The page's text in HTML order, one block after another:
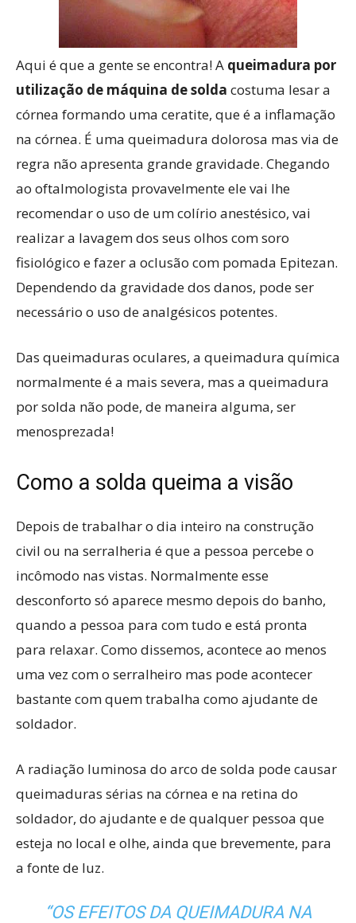
Aqui é que a gente se encontra! A queimadura por
utilização de máquina de solda costuma lesar a
córnea formando uma ceratite, que é a inflamação
na córnea. É uma queimadura dolorosa mas via de
regra não apresenta grande gravidade. Chegando
ao oftalmologista provavelmente ele vai lhe
recomendar o uso de um colírio anestésico, vai
realizar a lavagem dos seus olhos com soro
fisiológico e fazer a oclusão com pomada Epitezan.
Dependendo da gravidade dos danos, pode ser
necessário o uso de analgésicos potentes.
Das queimaduras oculares, a queimadura química
normalmente é a mais severa, mas a queimadura
por solda não pode, de maneira alguma, ser
menosprezada!
Como a solda queima a visão
Depois de trabalhar o dia inteiro na construção
civil ou na serralheria é que a pessoa percebe o
incômodo nas vistas. Normalmente esse
desconforto só aparece mesmo depois do banho,
quando a pessoa para com tudo e está pronta
para relaxar. Como dissemos, acontece ao menos
uma vez com o serralheiro mas pode acontecer
bastante com quem trabalha como ajudante de
soldador.
A radiação luminosa do arco de solda pode causar
queimaduras sérias na córnea e na retina do
soldador, do ajudante e de qualquer pessoa que
esteja no local e olhe, ainda que brevemente, para
a fonte de luz.
“OS EFEITOS DA QUEIMADURA NA